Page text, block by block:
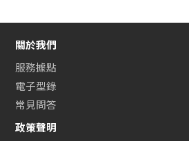
關於我們
服務據點
電子型錄
常見問答
政策聲明